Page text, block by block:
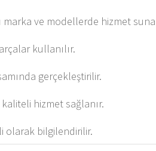
ve modellerde hizmet
kullanılır.
gerçekleştirilir.
hizmet sağlanır.
olarak bilgilendirilir.